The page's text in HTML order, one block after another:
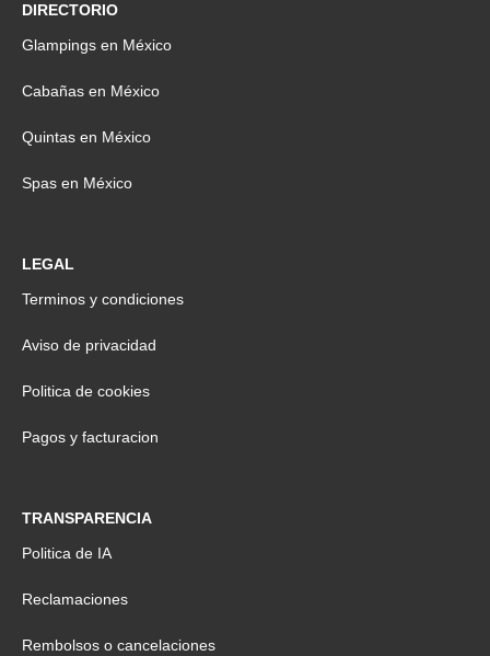
DIRECTORIO
Glampings en México
Cabañas en México
Quintas en México
Spas en México
LEGAL
Terminos y condiciones
Aviso de privacidad
Politica de cookies
Pagos y facturacion
TRANSPARENCIA
Politica de IA
Reclamaciones
Rembolsos o cancelaciones